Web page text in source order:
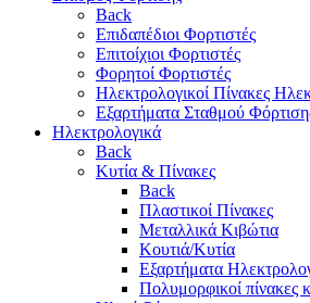
Back
Επιδαπέδιοι Φορτιστές
Επιτoίχιοι Φορτιστές
Φορητοί Φορτιστές
Ηλεκτρολογικοί Πίνακες
Εξαρτήματα Σταθμού
Ηλεκτρολογικά
Back
Κυτία & Πίνακες
Back
Πλαστικοί Πίνακες
Μεταλλικά Κιβώτια
Κουτιά/Κυτία
Εξαρτήματα
Πολυμορφικοί πίνακες